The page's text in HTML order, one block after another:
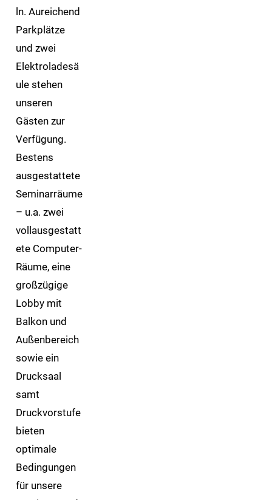
ln. Aureichend
Parkplätze
und zwei
Elektroladesä
ule stehen
unseren
Gästen zur
Verfügung.
Bestens
ausgestattete
Seminarräume
– u.a. zwei
vollausgestatt
ete Computer-
Räume, eine
großzügige
Lobby mit
Balkon und
Außenbereich
sowie ein
Drucksaal
samt
Druckvorstufe
bieten
optimale
Bedingungen
für unsere